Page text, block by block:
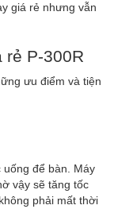
giá rẻ nhưng vẫn
rẻ P-300R
ưu điểm và tiện
để bàn. Máy
vậy sẽ tăng tốc
phải mất thời